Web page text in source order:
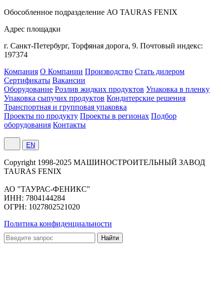
Обособленное подразделение АО TAURAS FENIX
Адрес площадки
г. Санкт-Петербург, Торфяная дорога, 9. Почтовый индекс:
197374
Компания О Компании Производство Стать дилером
Сертификаты Вакансии
Оборудование Розлив жидких продуктов Упаковка в пленку
Упаковка сыпучих продуктов Кондитерские решения
Транспортная и групповая упаковка
Проекты по продукту Проекты в регионах Подбор
оборудования Контакты
EN
Сopyright 1998-2025 МАШИНОСТРОИТЕЛЬНЫЙ ЗАВОД
TAURAS FENIX
АО "ТАУРАС-ФЕНИКС"
ИНН: 7804144284
ОГРН: 1027802521020
Политика конфиденциальности